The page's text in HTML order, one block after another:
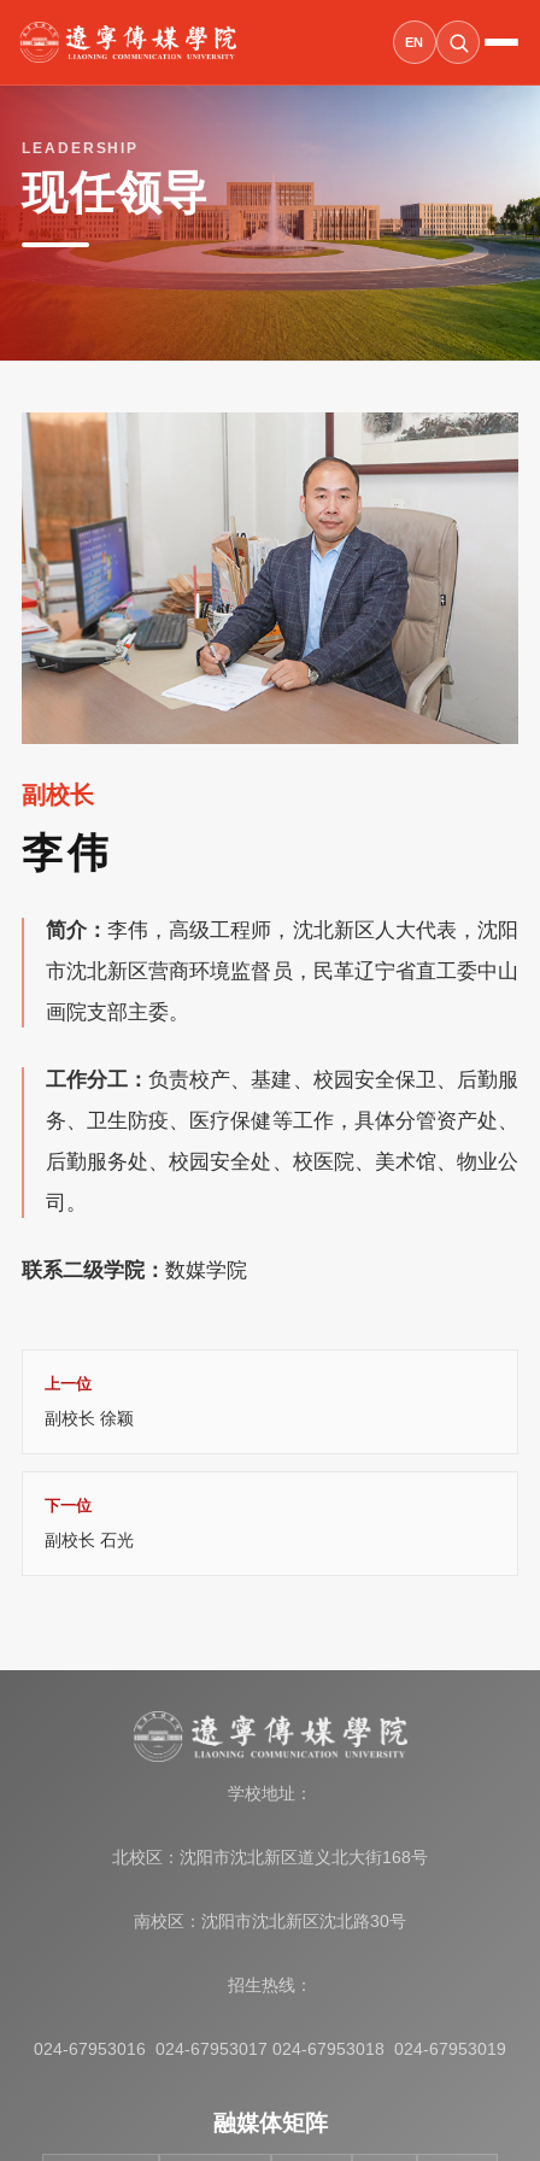
EN
LEADERSHIP
现任领导
简介 ：李伟，高级工程师，沈北新区人大代表，沈阳
市沈北新区营商环境监督员，民革辽宁省直工委中山
画院支部主委。
工作分工 ：负责校产、基建、校园安全保卫、后勤服
务、卫生防疫、医疗保健等工作，具体分管资产处、
后勤服务处、校园安全处、校医院、美术馆、物业公
司。
联系二级学院： 数媒学院
上一位
副校长 徐颖
下一位
副校长 石光
学校地址：
北校区：沈阳市沈北新区道义北大街168号
南校区：沈阳市沈北新区沈北路30号
招生热线：
024-67953016 024-67953017 024-67953018 024-67953019
融媒体矩阵